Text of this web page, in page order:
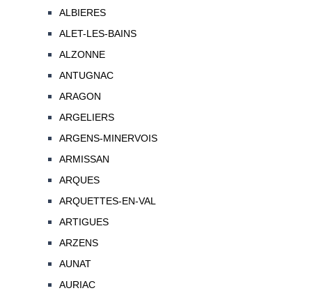
ALBIERES
ALET-LES-BAINS
ALZONNE
ANTUGNAC
ARAGON
ARGELIERS
ARGENS-MINERVOIS
ARMISSAN
ARQUES
ARQUETTES-EN-VAL
ARTIGUES
ARZENS
AUNAT
AURIAC